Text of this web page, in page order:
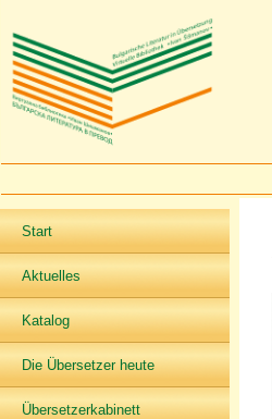
Start
Aktuelles
Katalog
Die Übersetzer heute
Übersetzerkabinett